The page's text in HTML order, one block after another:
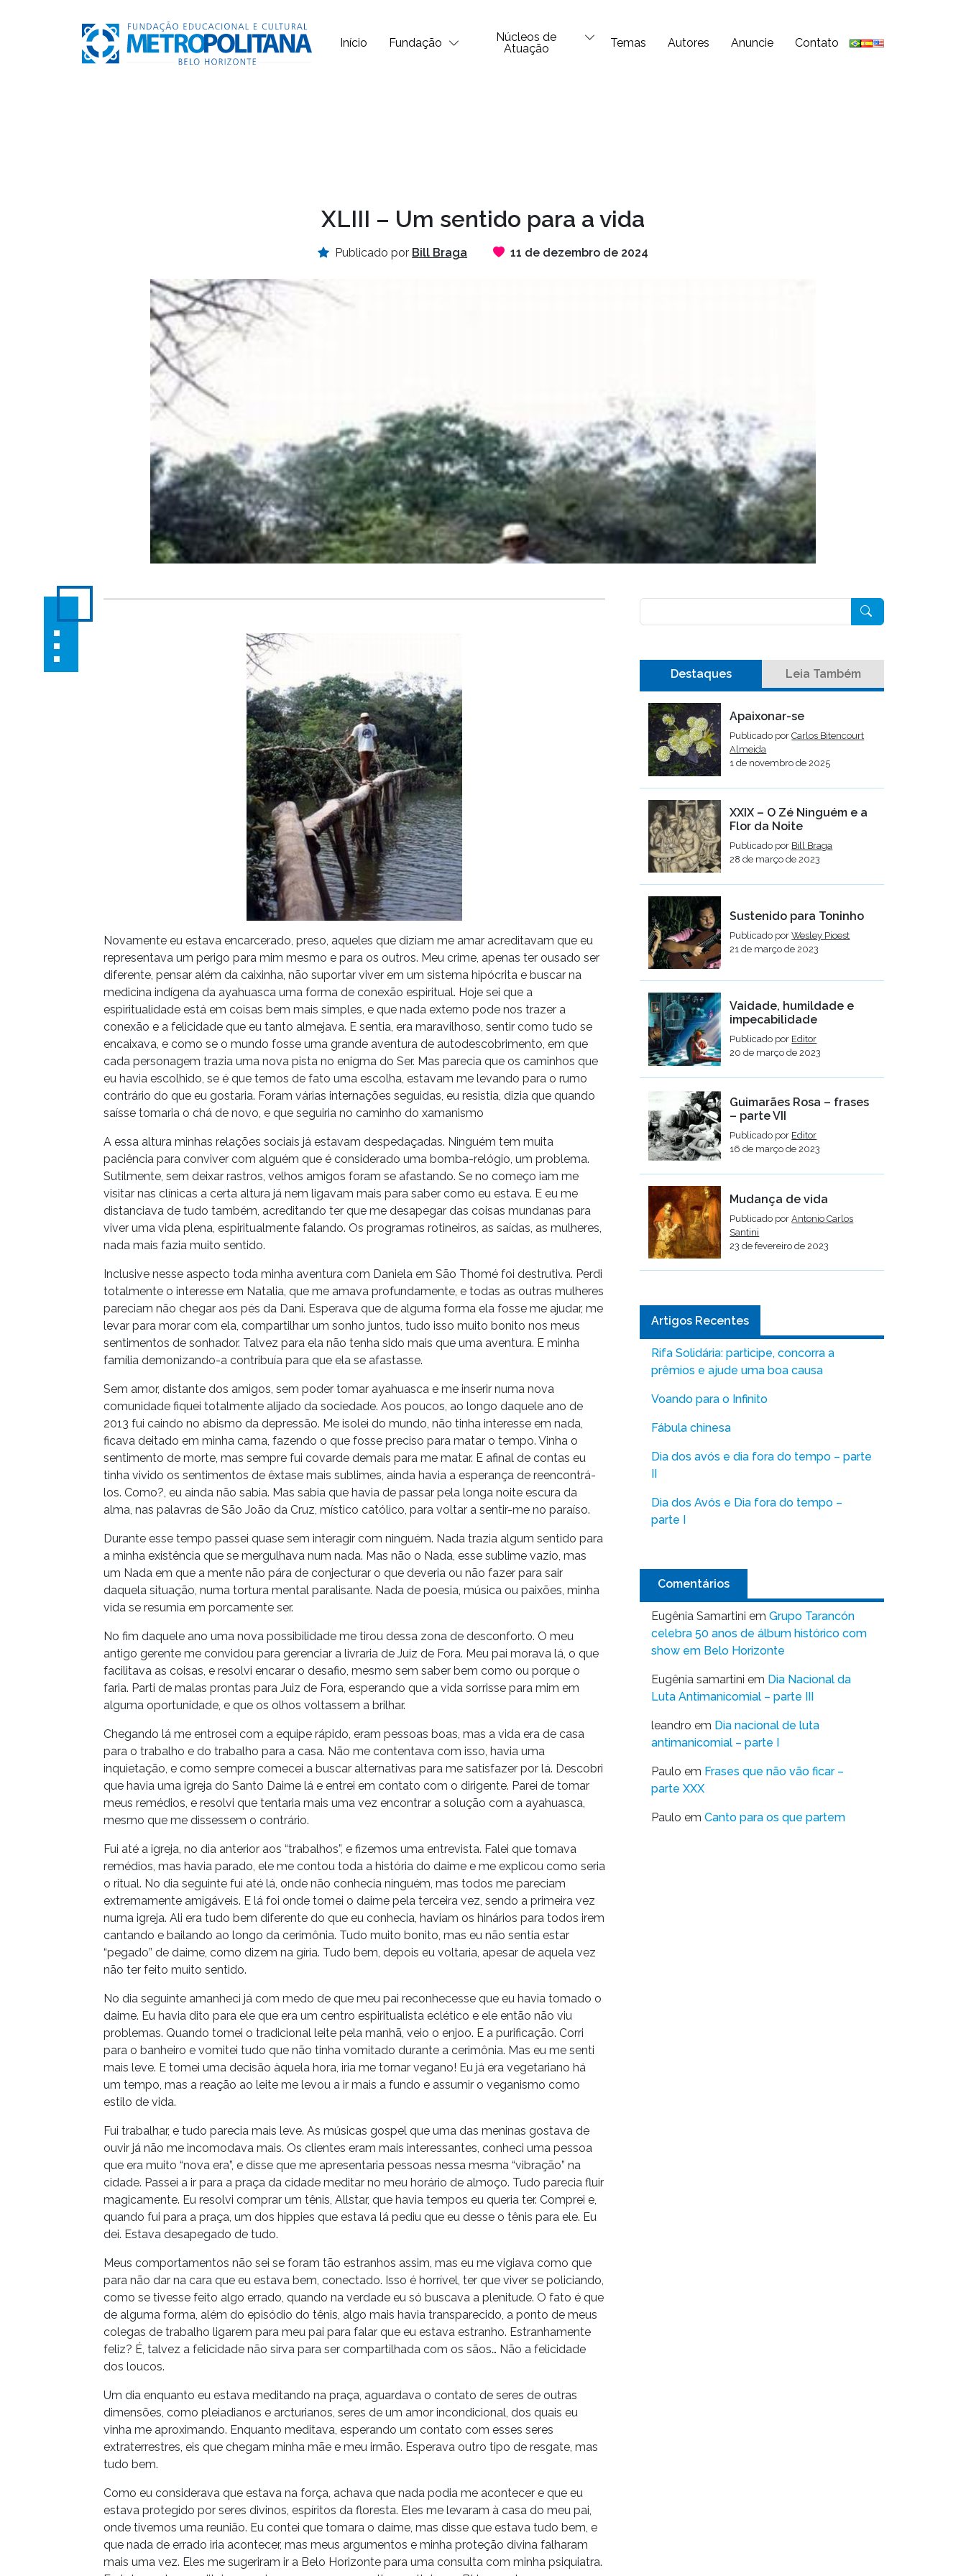
Início Fundação
Núcleos de
Atuação
Temas Autores Anuncie Contato
XLIII – Um sentido para a vida
Publicado por Bill Braga 11 de dezembro de 2024
Novamente eu estava encarcerado, preso, aqueles que diziam me amar acreditavam que eu
representava um perigo para mim mesmo e para os outros. Meu crime, apenas ter ousado ser
diferente, pensar além da caixinha, não suportar viver em um sistema hipócrita e buscar na
medicina indígena da ayahuasca uma forma de conexão espiritual. Hoje sei que a
espiritualidade está em coisas bem mais simples, e que nada externo pode nos trazer a
conexão e a felicidade que eu tanto almejava. E sentia, era maravilhoso, sentir como tudo se
encaixava, e como se o mundo fosse uma grande aventura de autodescobrimento, em que
cada personagem trazia uma nova pista no enigma do Ser. Mas parecia que os caminhos que
eu havia escolhido, se é que temos de fato uma escolha, estavam me levando para o rumo
contrário do que eu gostaria. Foram várias internações seguidas, eu resistia, dizia que quando
saísse tomaria o chá de novo, e que seguiria no caminho do xamanismo
A essa altura minhas relações sociais já estavam despedaçadas. Ninguém tem muita
paciência para conviver com alguém que é considerado uma bomba-relógio, um problema.
Sutilmente, sem deixar rastros, velhos amigos foram se afastando. Se no começo iam me
visitar nas clínicas a certa altura já nem ligavam mais para saber como eu estava. E eu me
distanciava de tudo também, acreditando ter que me desapegar das coisas mundanas para
viver uma vida plena, espiritualmente falando. Os programas rotineiros, as saídas, as mulheres,
nada mais fazia muito sentido.
Inclusive nesse aspecto toda minha aventura com Daniela em São Thomé foi destrutiva. Perdi
totalmente o interesse em Natalia, que me amava profundamente, e todas as outras mulheres
pareciam não chegar aos pés da Dani. Esperava que de alguma forma ela fosse me ajudar, me
levar para morar com ela, compartilhar um sonho juntos, tudo isso muito bonito nos meus
sentimentos de sonhador. Talvez para ela não tenha sido mais que uma aventura. E minha
família demonizando-a contribuía para que ela se afastasse.
Sem amor, distante dos amigos, sem poder tomar ayahuasca e me inserir numa nova
comunidade fiquei totalmente alijado da sociedade. Aos poucos, ao longo daquele ano de
2013 fui caindo no abismo da depressão. Me isolei do mundo, não tinha interesse em nada,
ficava deitado em minha cama, fazendo o que fosse preciso para matar o tempo. Vinha o
sentimento de morte, mas sempre fui covarde demais para me matar. E afinal de contas eu
tinha vivido os sentimentos de êxtase mais sublimes, ainda havia a esperança de reencontrá-
los. Como?, eu ainda não sabia. Mas sabia que havia de passar pela longa noite escura da
alma, nas palavras de São João da Cruz, místico católico, para voltar a sentir-me no paraíso.
Durante esse tempo passei quase sem interagir com ninguém. Nada trazia algum sentido para
a minha existência que se mergulhava num nada. Mas não o Nada, esse sublime vazio, mas
um Nada em que a mente não pára de conjecturar o que deveria ou não fazer para sair
daquela situação, numa tortura mental paralisante. Nada de poesia, música ou paixões, minha
vida se resumia em porcamente ser.
No fim daquele ano uma nova possibilidade me tirou dessa zona de desconforto. O meu
antigo gerente me convidou para gerenciar a livraria de Juiz de Fora. Meu pai morava lá, o que
facilitava as coisas, e resolvi encarar o desafio, mesmo sem saber bem como ou porque o
faria. Parti de malas prontas para Juiz de Fora, esperando que a vida sorrisse para mim em
alguma oportunidade, e que os olhos voltassem a brilhar.
Chegando lá me entrosei com a equipe rápido, eram pessoas boas, mas a vida era de casa
para o trabalho e do trabalho para a casa. Não me contentava com isso, havia uma
inquietação, e como sempre comecei a buscar alternativas para me satisfazer por lá. Descobri
que havia uma igreja do Santo Daime lá e entrei em contato com o dirigente. Parei de tomar
meus remédios, e resolvi que tentaria mais uma vez encontrar a solução com a ayahuasca,
mesmo que me dissessem o contrário.
Fui até a igreja, no dia anterior aos “trabalhos”, e fizemos uma entrevista. Falei que tomava
remédios, mas havia parado, ele me contou toda a história do daime e me explicou como seria
o ritual. No dia seguinte fui até lá, onde não conhecia ninguém, mas todos me pareciam
extremamente amigáveis. E lá foi onde tomei o daime pela terceira vez, sendo a primeira vez
numa igreja. Ali era tudo bem diferente do que eu conhecia, haviam os hinários para todos irem
cantando e bailando ao longo da cerimônia. Tudo muito bonito, mas eu não sentia estar
“pegado” de daime, como dizem na gíria. Tudo bem, depois eu voltaria, apesar de aquela vez
não ter feito muito sentido.
No dia seguinte amanheci já com medo de que meu pai reconhecesse que eu havia tomado o
daime. Eu havia dito para ele que era um centro espiritualista eclético e ele então não viu
problemas. Quando tomei o tradicional leite pela manhã, veio o enjoo. E a purificação. Corri
para o banheiro e vomitei tudo que não tinha vomitado durante a cerimônia. Mas eu me senti
mais leve. E tomei uma decisão àquela hora, iria me tornar vegano! Eu já era vegetariano há
um tempo, mas a reação ao leite me levou a ir mais a fundo e assumir o veganismo como
estilo de vida.
Fui trabalhar, e tudo parecia mais leve. As músicas gospel que uma das meninas gostava de
ouvir já não me incomodava mais. Os clientes eram mais interessantes, conheci uma pessoa
que era muito “nova era”, e disse que me apresentaria pessoas nessa mesma “vibração” na
cidade. Passei a ir para a praça da cidade meditar no meu horário de almoço. Tudo parecia fluir
magicamente. Eu resolvi comprar um tênis, Allstar, que havia tempos eu queria ter. Comprei e,
quando fui para a praça, um dos hippies que estava lá pediu que eu desse o tênis para ele. Eu
dei. Estava desapegado de tudo.
Meus comportamentos não sei se foram tão estranhos assim, mas eu me vigiava como que
para não dar na cara que eu estava bem, conectado. Isso é horrível, ter que viver se policiando,
como se tivesse feito algo errado, quando na verdade eu só buscava a plenitude. O fato é que
de alguma forma, além do episódio do tênis, algo mais havia transparecido, a ponto de meus
colegas de trabalho ligarem para meu pai para falar que eu estava estranho. Estranhamente
feliz? É, talvez a felicidade não sirva para ser compartilhada com os sãos… Não a felicidade
dos loucos.
Um dia enquanto eu estava meditando na praça, aguardava o contato de seres de outras
dimensões, como pleiadianos e arcturianos, seres de um amor incondicional, dos quais eu
vinha me aproximando. Enquanto meditava, esperando um contato com esses seres
extraterrestres, eis que chegam minha mãe e meu irmão. Esperava outro tipo de resgate, mas
tudo bem.
Como eu considerava que estava na força, achava que nada podia me acontecer e que eu
estava protegido por seres divinos, espíritos da floresta. Eles me levaram à casa do meu pai,
onde tivemos uma reunião. Eu contei que tomara o daime, mas disse que estava tudo bem, e
que nada de errado iria acontecer, mas meus argumentos e minha proteção divina falharam
mais uma vez. Eles me sugeriram ir a Belo Horizonte para uma consulta com minha psiquiatra.
Destaques Leia Também
Apaixonar-se
Publicado porCarlos Bitencourt
Almeida
1 de novembro de 2025
XXIX – O Zé Ninguém e a
Flor da Noite
Publicado por Bill Braga
28 de março de 2023
Sustenido para Toninho
Publicado porWesley Pioest
21 de março de 2023
Vaidade, humildade e
impecabilidade
Publicado por Editor
20 de março de 2023
Guimarães Rosa – frases
– parte VII
Publicado por Editor
16 de março de 2023
Mudança de vida
Publicado porAntonio Carlos
Santini
23 de fevereiro de 2023
Artigos Recentes
Rifa Solidária: participe, concorra a
prêmios e ajude uma boa causa
Voando para o Infinito
Fábula chinesa
Dia dos avós e dia fora do tempo – parte
II
Dia dos Avós e Dia fora do tempo –
parte I
Comentários
Eugênia Samartini em Grupo Tarancón
celebra 50 anos de álbum histórico com
show em Belo Horizonte
Eugênia samartini em Dia Nacional da
Luta Antimanicomial – parte III
leandro em Dia nacional de luta
antimanicomial – parte I
Paulo em Frases que não vão ficar –
parte XXX
Paulo em Canto para os que partem